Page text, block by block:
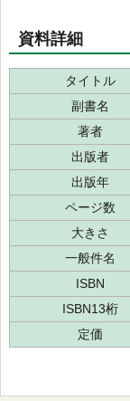
資料詳細
タイトル
副書名
著者
出版者
出版年
ページ数
大きさ
一般件名
ISBN
ISBN13桁
定価